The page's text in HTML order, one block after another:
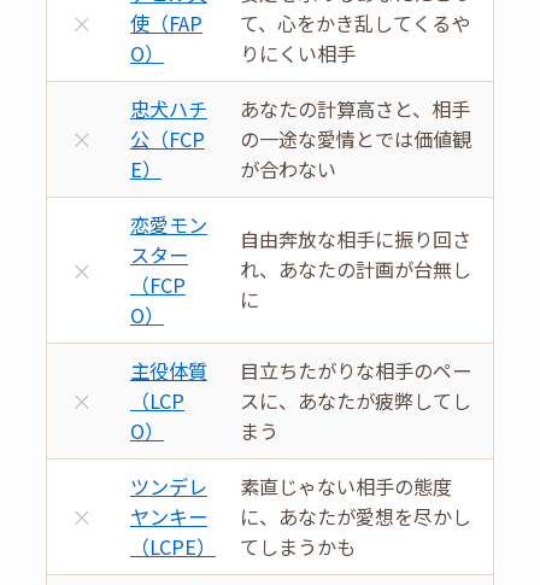
×
使（FAP
O）
て、心をかき乱してくるや
りにくい相手
×
忠犬ハチ
公（FCP
E）
あなたの計算高さと、相手
の一途な愛情とでは価値観
が合わない
×
恋愛モン
スター
（FCP
O）
自由奔放な相手に振り回さ
れ、あなたの計画が台無し
に
×
主役体質
（LCP
O）
目立ちたがりな相手のペー
スに、あなたが疲弊してし
まう
×
ツンデレ
ヤンキー
（LCPE）
素直じゃない相手の態度
に、あなたが愛想を尽かし
てしまうかも